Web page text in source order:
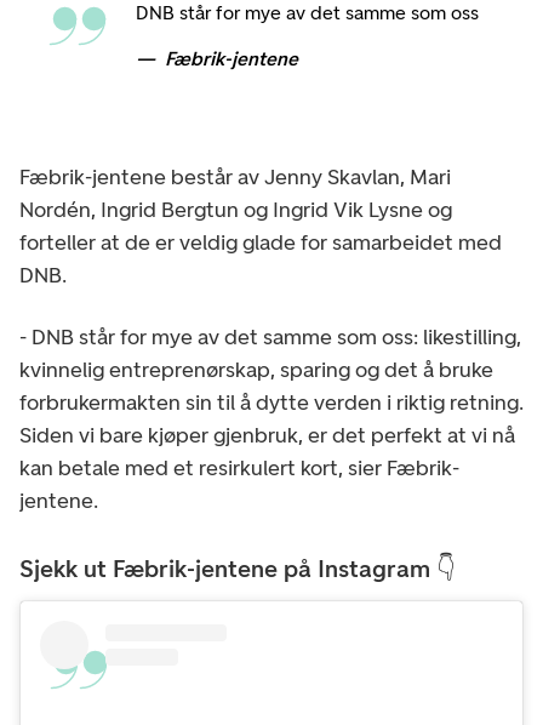
DNB står for mye av det samme som oss
Fæbrik-jentene
Fæbrik-jentene består av Jenny Skavlan, Mari
Nordén, Ingrid Bergtun og Ingrid Vik Lysne og
forteller at de er veldig glade for samarbeidet med
DNB.
- DNB står for mye av det samme som oss: likestilling,
kvinnelig entreprenørskap, sparing og det å bruke
forbrukermakten sin til å dytte verden i riktig retning.
Siden vi bare kjøper gjenbruk, er det perfekt at vi nå
kan betale med et resirkulert kort, sier Fæbrik-
jentene.
Sjekk ut Fæbrik-jentene på Instagram 👇